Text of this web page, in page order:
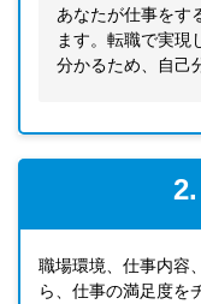
あなたが仕事をす
ます。転職で実現
分かるため、自己
2.
職場環境、仕事内容
ら、仕事の満足度を